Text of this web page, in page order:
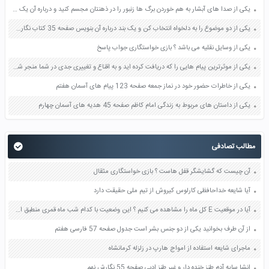
یکی از صدا های آبشار به هم خوردن برگ ها زنبور را در ذهنتان مجسم کنید و درباره آن یک بند بنویسید صفحه 11 نگارش پنجم
یکی از دو موضوع را به دلخواه انتخاب کن و یک بند درباره آن بنویس صفحه 35 کتاب نگارش فارسی سوم
یکی از وسایل نقلیه می باشد ؟ بازی خواستگاری جواب پاسخ
یکی از موثرترین پیام هایی را که دریافت کرده اید و به اقناع و تغییری جدی در شما منجر شده است برسی کنید و علت این تاثیر گذاری قابل توجه را بنویسید صفحه 52 تفکر و سواد رسانه ای دهم
یکی از خاطرات حضور خود در نماز جمعه صفحه 123 پیام های آسمان هفتم
یکی از داستان های مربوط به زندگی امام کاظم صفحه 45 هدیه های آسمان چهارم
مطالب تصادفی
آن چیست که گشایشگر قفل هاست ؟ بازی خواستگاری مثقال
آیا شایعه خداحافظی کارلوس کیروش از تیم ملی حقیقت دارد
آیا در موقعیت E کل ماه را مشاهده می کنیم ؟ این وضعیت با کدام شب ماه قمری منطبق است ؟ صفحه 28 علوم دهم
از آن طرف بخوانید یکی از دو جنس بشر است جدول صفحه 57 فارسی هفتم
ماجرای شایعه استفاده از امواج هارپ در زلزله کرمانشاه